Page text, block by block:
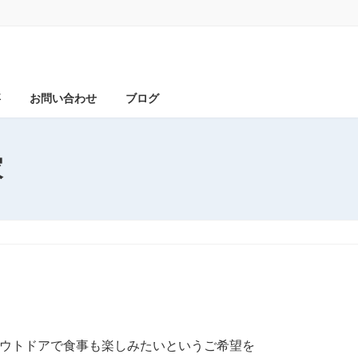
お問い合わせ ブログ
トドアで食事も楽しみたいというご希望を